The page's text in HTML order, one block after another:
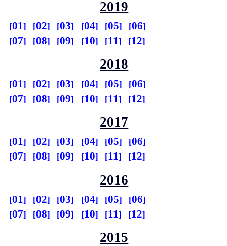
2019
01 02 03 04 05
06
07
08 09 10 11 12
2018
01 02 03 04 05
06
07
08 09 10 11 12
2017
01 02 03 04 05
06
07
08 09 10 11 12
2016
01 02 03 04 05
06
07
08 09 10 11 12
2015